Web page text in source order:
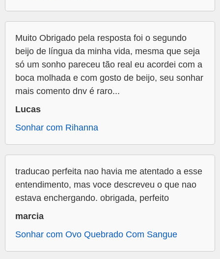
Muito Obrigado pela resposta foi o segundo
beijo de língua da minha vida, mesma que seja
só um sonho pareceu tão real eu acordei com a
boca molhada e com gosto de beijo, seu sonhar
mais comento dnv é raro...
Lucas
Sonhar com Rihanna
traducao perfeita nao havia me atentado a esse
entendimento, mas voce descreveu o que nao
estava enchergando. obrigada, perfeito
marcia
Sonhar com Ovo Quebrado Com Sangue